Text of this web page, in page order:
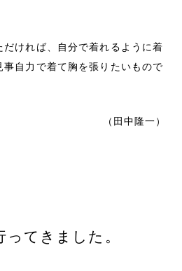
だければ、自分で着れるように着
自力で着て胸を張りたいもので
（田中隆一）
てきました。